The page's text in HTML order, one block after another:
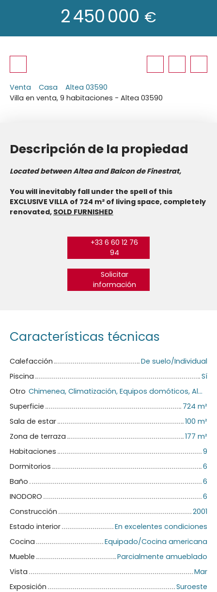
2 450 000 €
Venta Casa
Altea 03590
Villa en venta, 9 habitaciones - Altea 03590
Descripción de la propiedad
Located between Altea and Balcon de Finestrat,
You will inevitably fall under the spell of this
EXCLUSIVE VILLA of 724 m² of living space, completely
renovated, SOLD FURNISHED
+33 6 60 12 76
94
Solicitar
información
Características técnicas
Calefacción
De suelo/Individual
Piscina
Sí
Otro
Chimenea, Climatización, Equipos domóticos, Almacenamiento de bicicletas, Portón motorizado, Sistema de alarma, Videófono
Superficie
724 m²
Sala de estar
100 m²
Zona de terraza
177 m²
Habitaciones
9
Dormitorios
6
Baño
6
INODORO
6
Construcción
2001
Estado interior
En excelentes condiciones
Cocina
Equipado/Cocina americana
Mueble
Parcialmente amueblado
Vista
Mar
Exposición
Suroeste